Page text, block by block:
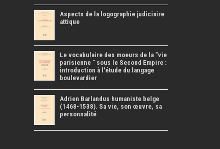
Aspects de la logographie judiciaire
attique
Le vocabulaire des moeurs de la "vie
parisienne " sous le Second Empire :
introduction à l'étude du langage
boulevardier
Adrien Barlandus humaniste belge
(1468-1538). Sa vie, son œuvre, sa
personnalité